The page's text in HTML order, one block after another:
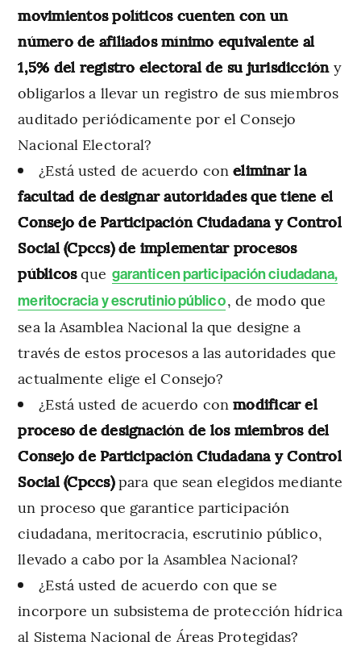
movimientos políticos cuenten con un
número de afiliados mínimo equivalente al
1,5% del registro electoral de su jurisdicción y
obligarlos a llevar un registro de sus miembros
auditado periódicamente por el Consejo
Nacional Electoral?
¿Está usted de acuerdo con eliminar la
facultad de designar autoridades que tiene el
Consejo de Participación Ciudadana y Control
Social (Cpccs) de implementar procesos
públicosque garanticen participación ciudadana,
meritocracia y escrutinio público, de modo que
sea la Asamblea Nacional la que designe a
través de estos procesos a las autoridades que
actualmente elige el Consejo?
¿Está usted de acuerdo conmodificar el
proceso de designación de los miembros del
Consejo de Participación Ciudadana y Control
Social (Cpccs)para que sean elegidos mediante
un proceso que garantice participación
ciudadana, meritocracia, escrutinio público,
llevado a cabo por la Asamblea Nacional?
¿Está usted de acuerdo con que se
incorpore un subsistema de protección hídrica
al Sistema Nacional de Áreas Protegidas?